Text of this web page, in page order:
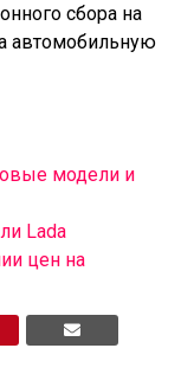
сбора на
автомобильную
модели и
Lada
цен на